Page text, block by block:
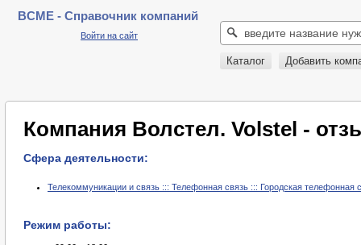
BCME - Справочник компаний
Войти на сайт
Каталог Добавить
Компания Волстел. Volstel -
Сфера деятельности:
Телекоммуникации и связь ::: Телефонная связь ::: Городская телефонная
Режим работы: